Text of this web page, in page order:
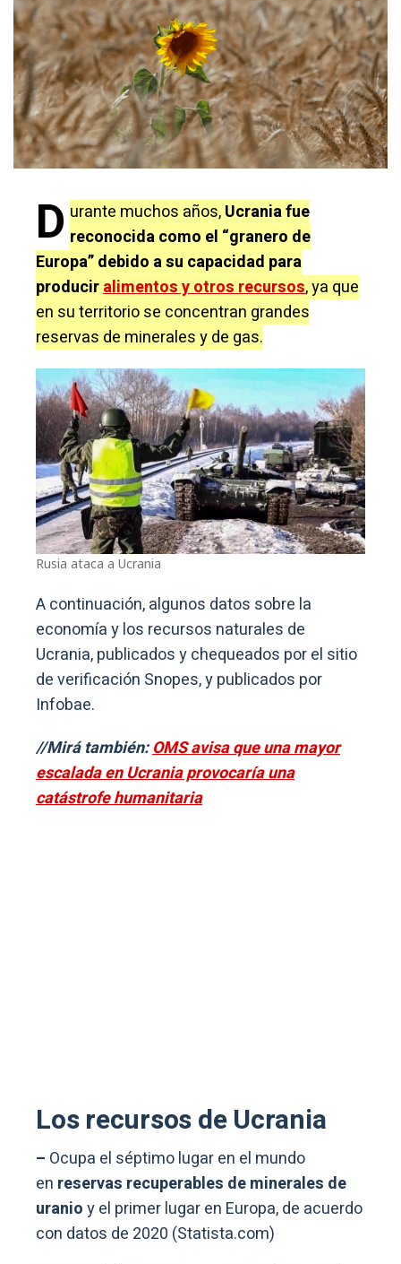
D urante muchos años,Ucrania fue
reconocida como el “granero de
Europa” debido a su capacidad para
produciralimentos y otros recursos, ya que
en su territorio se concentran grandes
reservas de minerales y de gas.
Rusia ataca a Ucrania
A continuación, algunos datos sobre la
economía y los recursos naturales de
Ucrania, publicados y chequeados por el sitio
de verificación Snopes, y publicados por
Infobae.
//Mirá también:OMS avisa que una mayor
escalada en Ucrania provocaría una
catástrofe humanitaria
Los recursos de Ucrania
– Ocupa el séptimo lugar en el mundo
en reservas recuperables de minerales de
uranioy el primer lugar en Europa, de acuerdo
con datos de 2020 (Statista.com)